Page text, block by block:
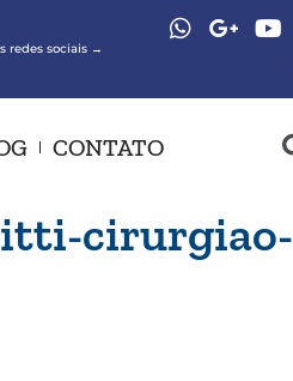
redes sociais →
CONTATO
cirurgiao-